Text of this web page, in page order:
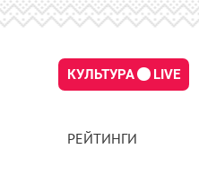
КУЛЬТУРА LIVE
РЕЙТИНГИ